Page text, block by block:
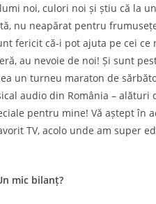
noi, culori noi și știu că la
nu neapărat pentru
fericit că-i pot ajuta pe cei
au nevoie de noi! Și sunt
un turneu maraton de
audio din România – alături
pentru mine! Vă aștept în
TV, acolo unde am super
mic bilanț?